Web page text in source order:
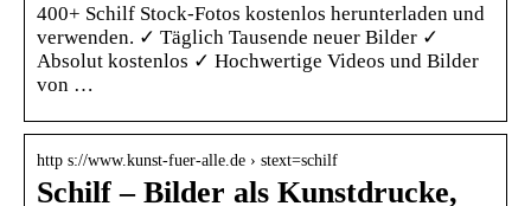
400+ Schilf Stock-Fotos kostenlos herunterladen und
verwenden. ✓ Täglich Tausende neuer Bilder ✓
Absolut kostenlos ✓ Hochwertige Videos und Bilder
von …
http s://www.kunst-fuer-alle.de › stext=schilf
Schilf – Bilder als Kunstdrucke,